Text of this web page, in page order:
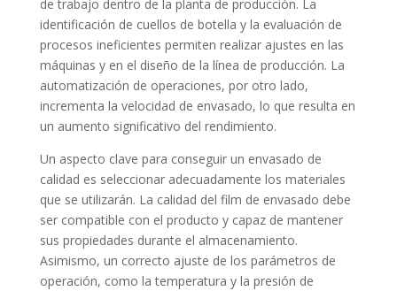
de trabajo dentro de la planta de producción. La
identificación de cuellos de botella y la evaluación de
procesos ineficientes permiten realizar ajustes en las
máquinas y en el diseño de la línea de producción. La
automatización de operaciones, por otro lado,
incrementa la velocidad de envasado, lo que resulta en
un aumento significativo del rendimiento.
Un aspecto clave para conseguir un envasado de
calidad es seleccionar adecuadamente los materiales
que se utilizarán. La calidad del film de envasado debe
ser compatible con el producto y capaz de mantener
sus propiedades durante el almacenamiento.
Asimismo, un correcto ajuste de los parámetros de
operación, como la temperatura y la presión de